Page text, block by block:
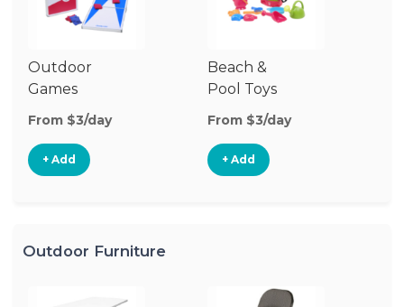
Outdoor
Games
From $3/day
+ Add
Beach &
Pool Toys
From $3/day
+ Add
Outdoor Furniture